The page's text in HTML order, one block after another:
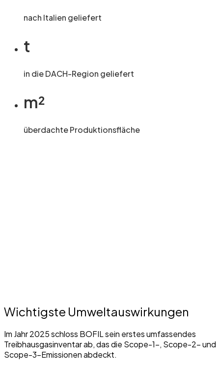
nach Italien geliefert
t
in die DACH-Region geliefert
m²
überdachte Produktionsfläche
Wichtigste Umweltauswirkungen
Im Jahr 2025 schloss BOFIL sein erstes umfassendes
Treibhausgasinventar ab, das die Scope-1-, Scope-2- und
Scope-3-Emissionen abdeckt.